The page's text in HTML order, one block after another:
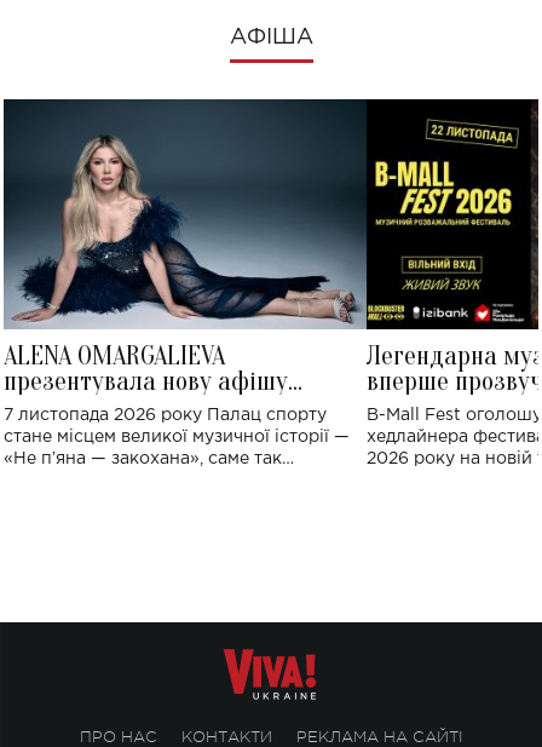
АФІША
ALENA OMARGALIEVA
презентувала нову афішу
великого концерту в Палаці
спорту
7 листопада 2026 року Палац спорту
стане місцем великої музичної історії —
«Не пʼяна — закохана», саме так
Легендарна
вперше
Україні: де
B-Mall Fest
хедлайнера
2026 року на новій
ПРО НАС КОНТАКТИ РЕКЛАМА НА САЙТІ